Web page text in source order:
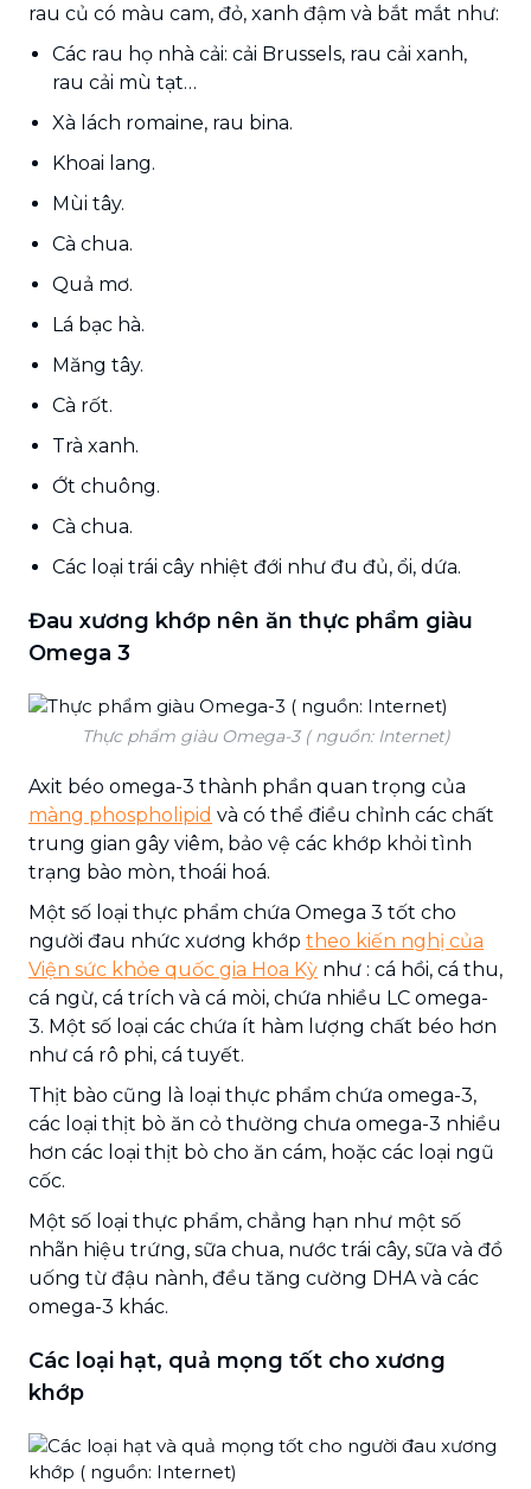
rau củ có màu cam, đỏ, xanh đậm và bắt mắt như:
Các rau họ nhà cải: cải Brussels, rau cải xanh,
rau cải mù tạt…
Xà lách romaine, rau bina.
Khoai lang.
Mùi tây.
Cà chua.
Quả mơ.
Lá bạc hà.
Măng tây.
Cà rốt.
Trà xanh.
Ớt chuông.
Cà chua.
Các loại trái cây nhiệt đới như đu đủ, ổi, dứa.
Đau xương khớp nên ăn thực phẩm giàu
Omega 3
Thực phẩm giàu Omega-3 ( nguồn: Internet)
Axit béo omega-3 thành phần quan trọng của
màng phospholipid và có thể điều chỉnh các chất
trung gian gây viêm, bảo vệ các khớp khỏi tình
trạng bào mòn, thoái hoá.
Một số loại thực phẩm chứa Omega 3 tốt cho
người đau nhức xương khớp theo kiến nghị của
Viện sức khỏe quốc gia Hoa Kỳ như : cá hồi, cá thu,
cá ngừ, cá trích và cá mòi, chứa nhiều LC omega-
3. Một số loại các chứa ít hàm lượng chất béo hơn
như cá rô phi, cá tuyết.
Thịt bào cũng là loại thực phẩm chứa omega-3,
các loại thịt bò ăn cỏ thường chưa omega-3 nhiều
hơn các loại thịt bò cho ăn cám, hoặc các loại ngũ
cốc.
Một số loại thực phẩm, chẳng hạn như một số
nhãn hiệu trứng, sữa chua, nước trái cây, sữa và đồ
uống từ đậu nành, đều tăng cường DHA và các
omega-3 khác.
Các loại hạt, quả mọng tốt cho xương
khớp